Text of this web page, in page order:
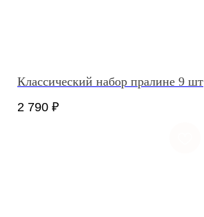
Классический набор пралине 9 шт
2 790 ₽